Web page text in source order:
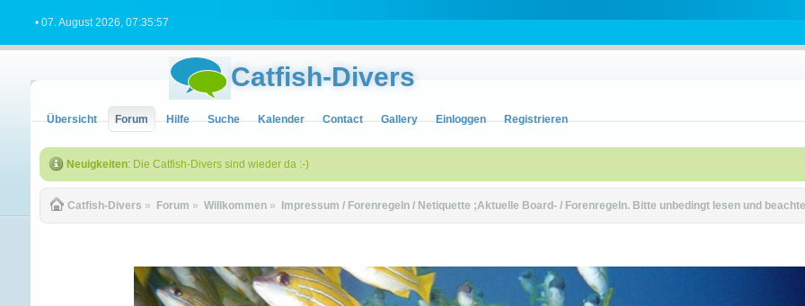
• 07. August 2026, 07:35:57
Catfish-Divers
Übersicht Forum Hilfe Suche Kalender Contact Gallery Einloggen Registrieren
Neuigkeiten: Die Catfish-Divers sind wieder da :-)
Catfish-Divers » Forum » Willkommen » Impressum / Forenregeln / Netiquette ;Aktuelle Board- / Forenregeln. Bitte unbedingt lesen und